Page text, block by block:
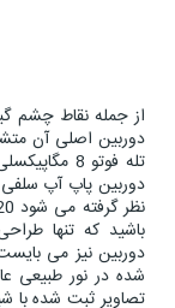
دوربین پاپ آپ
باشید که تنها
دوربین نیز می
شده در نور طبیعی